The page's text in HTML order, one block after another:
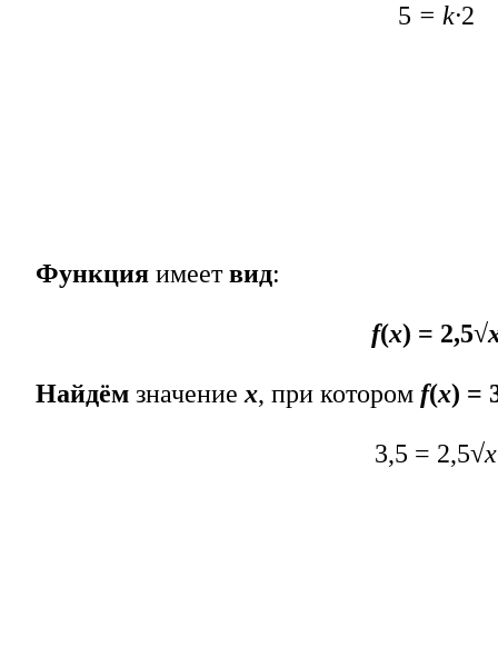
5 = k·2
Функция имеетвид:
f(x) = 2,5√
Найдём значениех, при котором f(x) =
3,5 = 2,5√x